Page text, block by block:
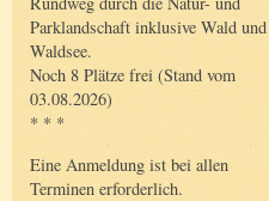
Parklandschaft inklusive Wald und
Waldsee.
Noch 8 Plätze frei (Stand vom
03.08.2026)
* * *
Eine Anmeldung ist bei allen
Terminen erforderlich.